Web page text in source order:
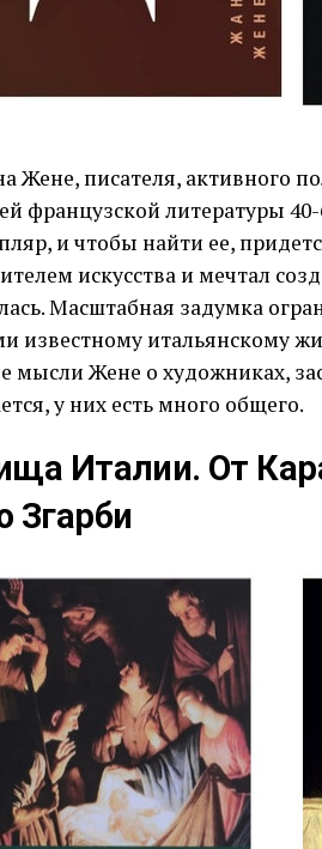
Жене, писателя, активного
французской литературы
и чтобы найти ее,
искусства и мечтал
Масштабная задумка
известному итальянскому
мысли Жене о художниках,
у них есть много общего.
Италии. От
Згарби